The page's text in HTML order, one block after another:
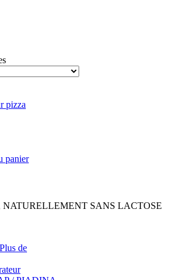
panier
NATURELLEMENT SANS LACTOSE
Plus de